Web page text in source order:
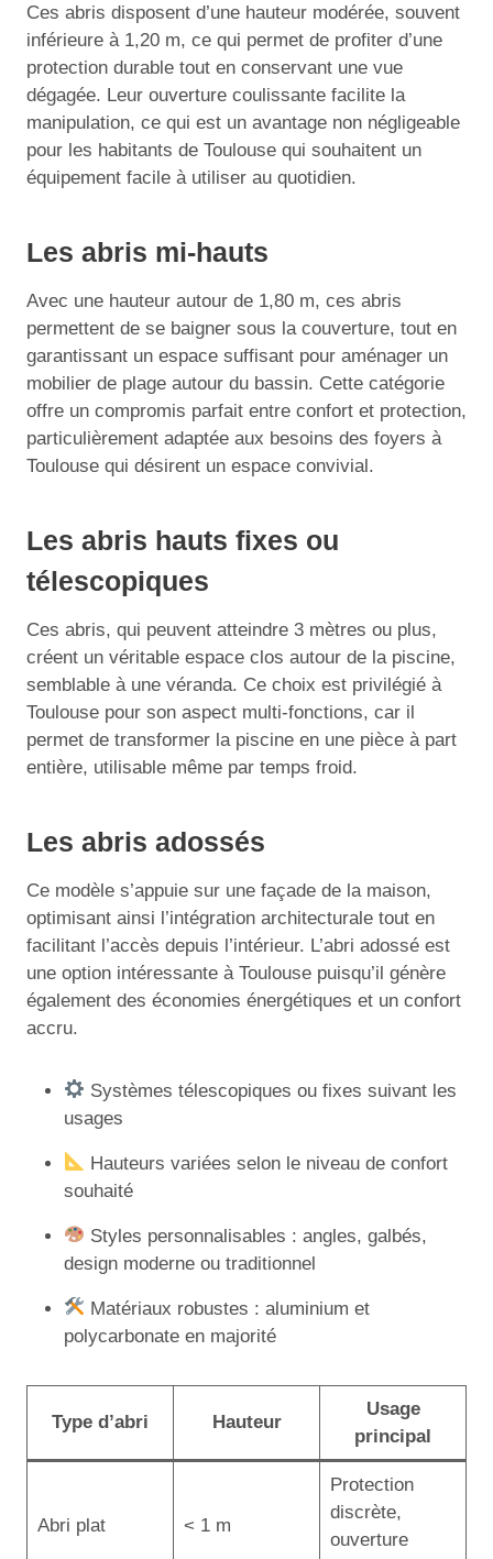
Ces abris disposent d’une hauteur modérée, souvent
inférieure à 1,20 m, ce qui permet de profiter d’une
protection durable tout en conservant une vue
dégagée. Leur ouverture coulissante facilite la
manipulation, ce qui est un avantage non négligeable
pour les habitants de Toulouse qui souhaitent un
équipement facile à utiliser au quotidien.
Les abris mi-hauts
Avec une hauteur autour de 1,80 m, ces abris
permettent de se baigner sous la couverture, tout en
garantissant un espace suffisant pour aménager un
mobilier de plage autour du bassin. Cette catégorie
offre un compromis parfait entre confort et protection,
particulièrement adaptée aux besoins des foyers à
Toulouse qui désirent un espace convivial.
Les abris hauts fixes ou
télescopiques
Ces abris, qui peuvent atteindre 3 mètres ou plus,
créent un véritable espace clos autour de la piscine,
semblable à une véranda. Ce choix est privilégié à
Toulouse pour son aspect multi-fonctions, car il
permet de transformer la piscine en une pièce à part
entière, utilisable même par temps froid.
Les abris adossés
Ce modèle s’appuie sur une façade de la maison,
optimisant ainsi l’intégration architecturale tout en
facilitant l’accès depuis l’intérieur. L’abri adossé est
une option intéressante à Toulouse puisqu’il génère
également des économies énergétiques et un confort
accru.
Systèmes télescopiques ou fixes suivant les
usages
Hauteurs variées selon le niveau de confort
souhaité
Styles personnalisables : angles, galbés,
design moderne ou traditionnel
Matériaux robustes : aluminium et
polycarbonate en majorité
Type d’abri Hauteur
Usage
principal
Abri plat < 1 m
Protection
discrète,
ouverture